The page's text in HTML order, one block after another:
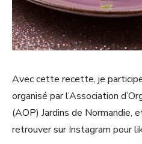
Avec cette recette, je
organisé par l’Association
(AOP) Jardins de Normandie,
retrouver sur Instagram pour